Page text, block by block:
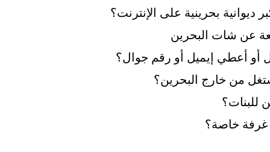
ديوانية بحرينية على الإنترنت؟
عن شات البحرين
أو أعطي إيميل أو رقم جوال؟
من خارج البحرين؟
للبنات؟
غرفة خاصة؟